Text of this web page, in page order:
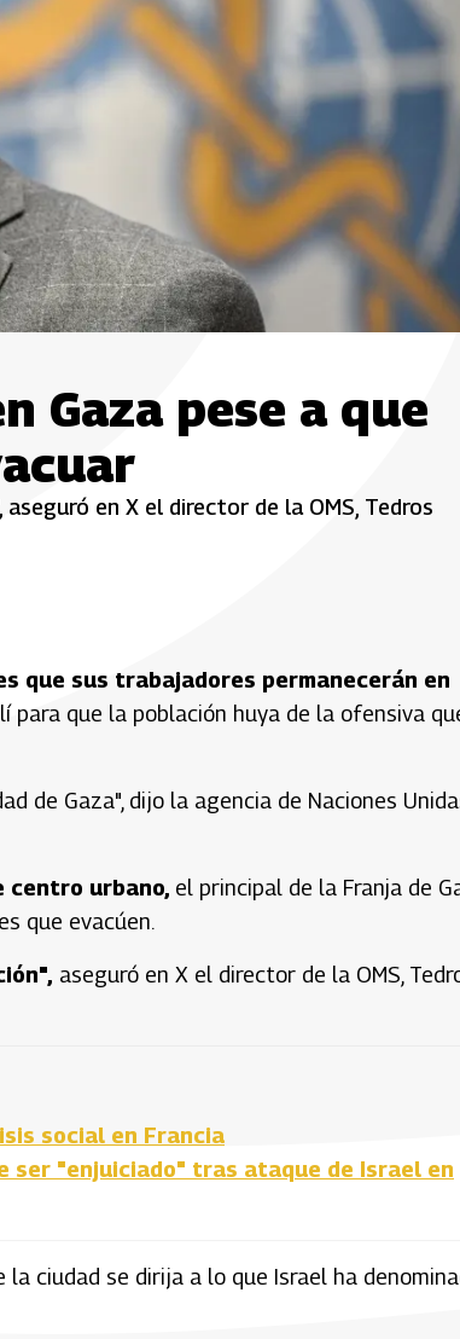
Gaza pese a que
en X el director de la OMS, Tedros
que sus trabajadores permanecerán en
que la población huya de la ofensiva
de Gaza", dijo la agencia de Naciones
centro urbano, el principal de la Franja de
que evacúen.
aseguró en X el director de la OMS,
social en Francia
ser "enjuiciado" tras ataque de Israel en
ciudad se dirija a lo que Israel ha